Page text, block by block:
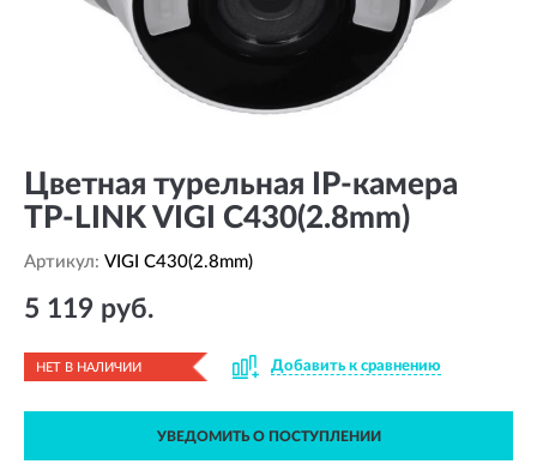
Цветная турельная IP-камера
TP-LINK VIGI C430(2.8mm)
Артикул: VIGI C430(2.8mm)
5 119 руб.
НЕТ В НАЛИЧИИ Добавить к сравнению
УВЕДОМИТЬ О ПОСТУПЛЕНИИ